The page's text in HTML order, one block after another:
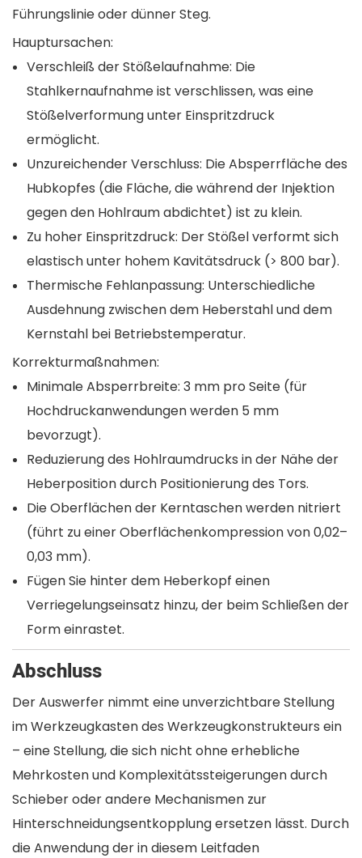
Führungslinie oder dünner Steg.
Hauptursachen:
Verschleiß der Stößelaufnahme: Die
Stahlkernaufnahme ist verschlissen, was eine
Stößelverformung unter Einspritzdruck
ermöglicht.
Unzureichender Verschluss: Die Absperrfläche des
Hubkopfes (die Fläche, die während der Injektion
gegen den Hohlraum abdichtet) ist zu klein.
Zu hoher Einspritzdruck: Der Stößel verformt sich
elastisch unter hohem Kavitätsdruck (> 800 bar).
Thermische Fehlanpassung: Unterschiedliche
Ausdehnung zwischen dem Heberstahl und dem
Kernstahl bei Betriebstemperatur.
Korrekturmaßnahmen:
Minimale Absperrbreite: 3 mm pro Seite (für
Hochdruckanwendungen werden 5 mm
bevorzugt).
Reduzierung des Hohlraumdrucks in der Nähe der
Heberposition durch Positionierung des Tors.
Die Oberflächen der Kerntaschen werden nitriert
(führt zu einer Oberflächenkompression von 0,02–
0,03 mm).
Fügen Sie hinter dem Heberkopf einen
Verriegelungseinsatz hinzu, der beim Schließen der
Form einrastet.
Abschluss
Der Auswerfer nimmt eine unverzichtbare Stellung
im Werkzeugkasten des Werkzeugkonstrukteurs ein
– eine Stellung, die sich nicht ohne erhebliche
Mehrkosten und Komplexitätssteigerungen durch
Schieber oder andere Mechanismen zur
Hinterschneidungsentkopplung ersetzen lässt. Durch
die Anwendung der in diesem Leitfaden